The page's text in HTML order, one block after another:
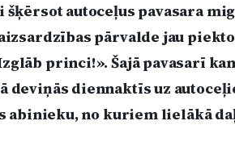
autoceļus pavasara
pārvalde jau
princi!». Šajā pavasarī
deviņās diennaktīs uz
abinieku, no kuriem lielākā